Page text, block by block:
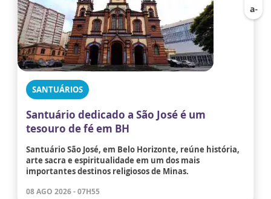
SANTUÁRIOS
Santuário dedicado a São José é um
tesouro de fé em BH
Santuário São José, em Belo Horizonte, reúne história,
arte sacra e espiritualidade em um dos mais
importantes destinos religiosos de Minas.
08 AGO 2026 - 07H55